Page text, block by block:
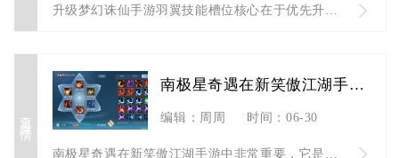
升级梦幻诛仙手游羽翼技能槽位核心在于优先升阶解锁槽位、精准把...
查看详情
南极星奇遇在新笑傲江湖手游中重要吗
编辑：周周 时间：06-30